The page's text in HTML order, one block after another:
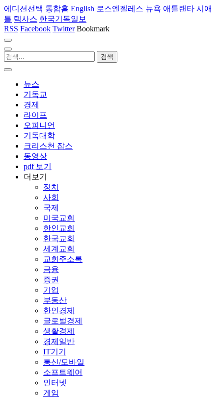
에디션선택 통합홈 English 로스엔젤레스 뉴욕 애틀랜타 시애
틀 텍사스 한국기독일보
RSS Facebook Twitter Bookmark
뉴스
기독교
경제
라이프
오피니언
기독대학
크리스천 잡스
동영상
pdf 보기
더보기
정치
사회
국제
미국교회
한인교회
한국교회
세계교회
교회주소록
금융
증권
기업
부동산
한인경제
글로벌경제
생활경제
경제일반
IT기기
통신/모바일
소프트웨어
인터넷
게임